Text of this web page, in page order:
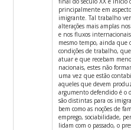
principalmente em
imigrante. Tal trabalho
alterações mais amplas
e nos fluxos
mesmo tempo, ainda que
condições de trabalho,
atuar e que recebam
nacionais, estes não
uma vez que estão
aqueles que devem
argumento defendido é o
são distintas para os
bem como as noções de
emprego, sociabilidade,
lidam com o passado, o